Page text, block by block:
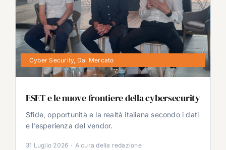
Cyber Security, Dal Mercato
ESET e le nuove frontiere della cybersecurity
Sfide, opportunità e la realtà italiana secondo i dati
e l’esperienza del vendor.
31 Luglio 2026 · A cura della redazione